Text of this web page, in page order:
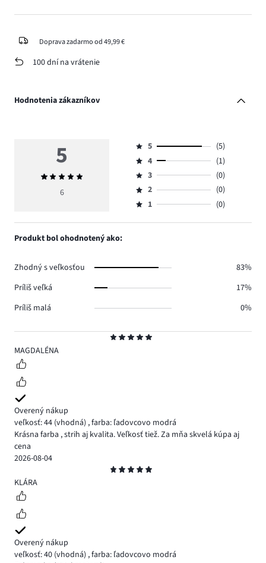
Doprava zadarmo od 49,99 €
100 dní na vrátenie
Hodnotenia zákazníkov
5
MAGDALÉNA
Overený nákup
veľkosť: 44 (vhodná) ,farba: ľadovcovo modrá
Krásna farba , strih aj kvalita. Veľkosť tiež. Za mňa skvelá kúpa aj
cena
2026-08-04
5
KLÁRA
Overený nákup
veľkosť: 40 (vhodná) ,farba: ľadovcovo modrá
5
Priemerné
hodnotenie
6
Hodnotenie
5,
počet
hlasov
5.
5
(5)
Hodnotenie
4,
počet
hlasov
4
(1)
Hodnotenie
3,
počet
3
(0)
Hodnotenie
2,
2
(0)
Hodnotenie
1,
1 (0)
Produkt bol ohodnotený ako:
Zhodný s veľkosťou
83%
Príliš veľká
17%
Príliš malá
0%